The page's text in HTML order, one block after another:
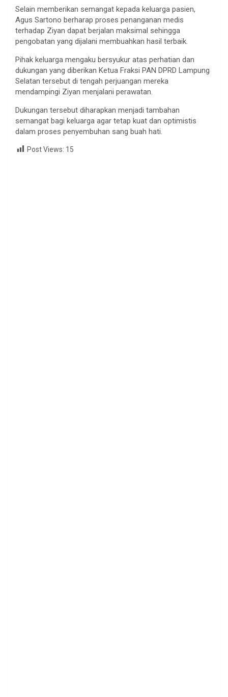
Selain memberikan semangat kepada keluarga pasien,
Agus Sartono berharap proses penanganan medis
terhadap Ziyan dapat berjalan maksimal sehingga
pengobatan yang dijalani membuahkan hasil terbaik.
Pihak keluarga mengaku bersyukur atas perhatian dan
dukungan yang diberikan Ketua Fraksi PAN DPRD Lampung
Selatan tersebut di tengah perjuangan mereka
mendampingi Ziyan menjalani perawatan.
Dukungan tersebut diharapkan menjadi tambahan
semangat bagi keluarga agar tetap kuat dan optimistis
dalam proses penyembuhan sang buah hati.
Post Views: 15